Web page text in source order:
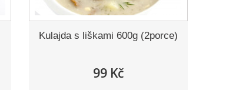
Kulajda s liškami 600g (2porce)
99 Kč